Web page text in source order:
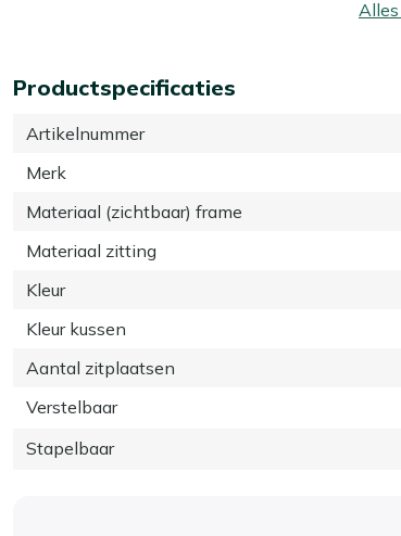
Productspecificaties
Artikelnummer
Merk
Materiaal (zichtbaar) frame
Materiaal zitting
Kleur
Kleur kussen
Aantal zitplaatsen
Verstelbaar
Stapelbaar